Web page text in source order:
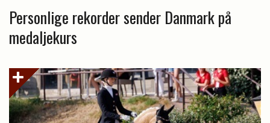
Personlige rekorder sender Danmark på
medaljekurs